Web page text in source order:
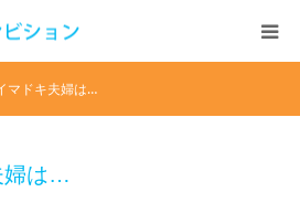
マドキ夫婦は…
婦は…